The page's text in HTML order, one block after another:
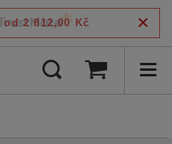
od 2 812,00 Kč